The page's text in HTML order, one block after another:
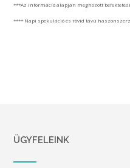
***Az információ alapján meghozott
**** Napi spekuláció és rövid távú
ÜGYFELEINK